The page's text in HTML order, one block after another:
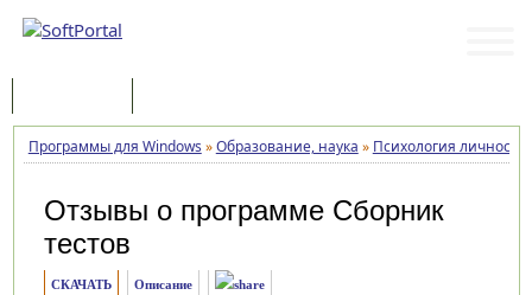
Программы для Windows »Образование, наука » Психология личности
Отзывы о программе Сборник
тестов
СКАЧАТЬ Описание